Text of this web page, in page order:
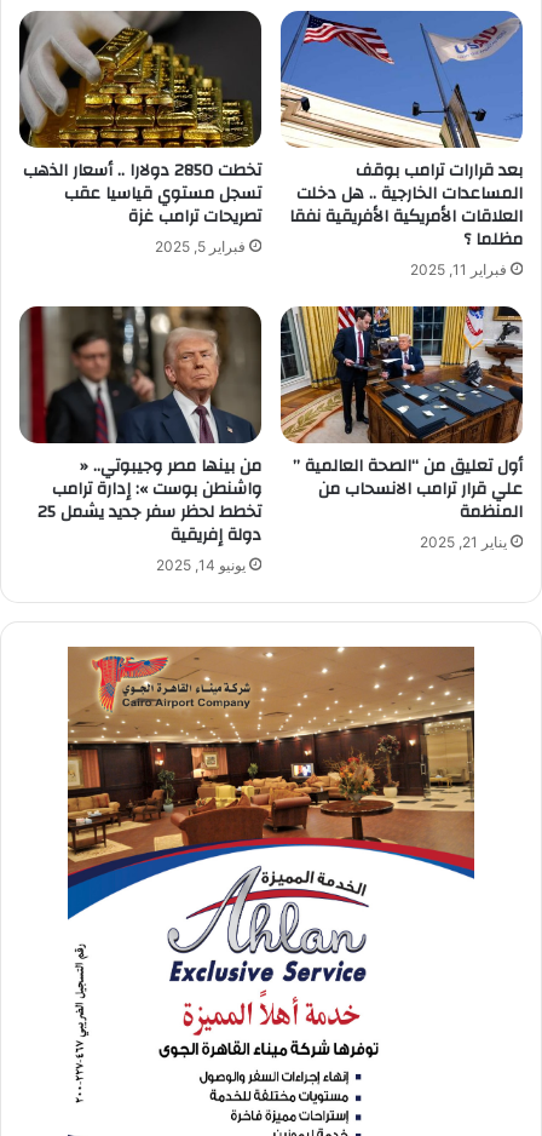
بعد قرارات ترامب بوقف
المساعدات الخارجية .. هل دخلت
العلاقات الأمريكية الأفريقية نفقا
مظلما ؟
فبراير 11, 2025
تخطت 2850 دولارا .. أسعار الذهب
تسجل مستوي قياسيا عقب
تصريحات ترامب غزة
فبراير 5, 2025
أول تعليق من “الصحة العالمية ”
علي قرار ترامب الانسحاب من
المنظمة
يناير 21, 2025
من بينها مصر وجيبوتي.. «
واشنطن بوست »: إدارة ترامب
تخطط لحظر سفر جديد يشمل 25
دولة إفريقية
يونيو 14, 2025